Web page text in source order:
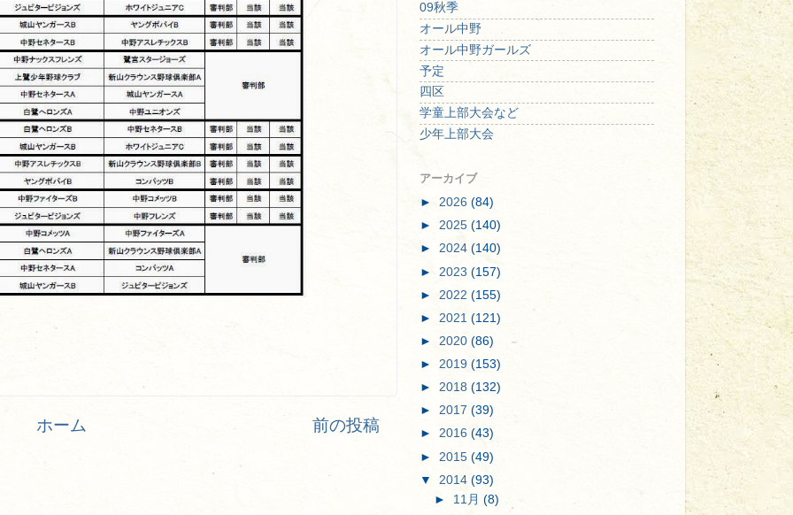
前の投稿
ホーム
09秋季
オール中野
オール中野ガールズ
予定
四区
学童上部大会など
少年上部大会
アーカイブ
► 2026 (84)
► 2025 (140)
► 2024 (140)
► 2023 (157)
► 2022 (155)
► 2021 (121)
► 2020 (86)
► 2019 (153)
► 2018 (132)
► 2017 (39)
► 2016 (43)
► 2015 (49)
▼ 2014 (93)
► 11月(8)